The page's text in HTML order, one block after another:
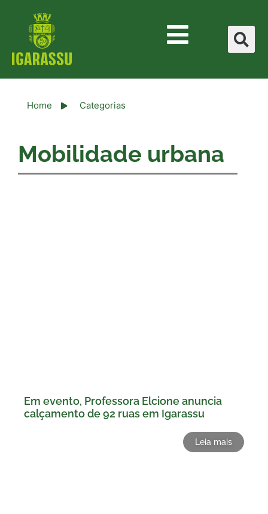
Home Categorias
Mobilidade urbana
Em evento, Professora Elcione anuncia
calçamento de 92 ruas em Igarassu
Leia mais